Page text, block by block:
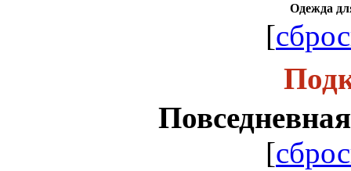
Одежда
[
[